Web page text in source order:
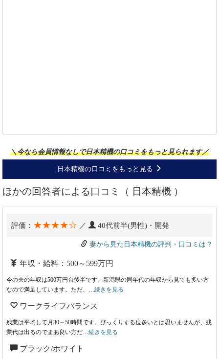
＼今なら会員情報なしで日本精機の口コミをもっと見られます／
日本精機の口コミをもっと見る
ほかの回答者による口コミ（ 日本精機 ）
評価： ★★★★☆ ／ 40代前半(男性)・開発
妻から見た日本精機の評判・口コミは？
年収・給料：500～599万円
今の夫の年収は500万円台後半です。新潟県の同年代の年収から見ても多い方
なので満足しています。ただ、…続きを見る
ワークライフバランス
残業は平均して月30～50時間です。びっくりする位多いとは思いませんが、残
業代は出るのでまあ良い方だ…続きを見る
ブラック/ホワイト